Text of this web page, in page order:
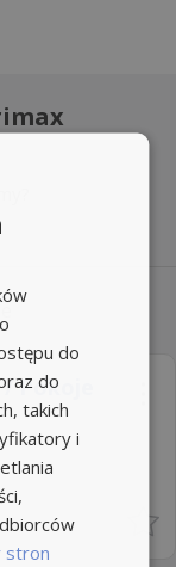
Pokoje
do
do
takich
i
stron